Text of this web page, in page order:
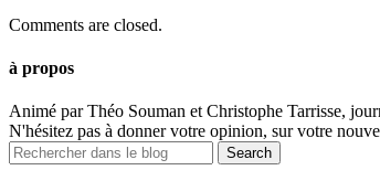
Comments are closed.
à propos
Animé par Théo Souman et Christophe Tarrisse,
N'hésitez pas à donner votre opinion, sur votre